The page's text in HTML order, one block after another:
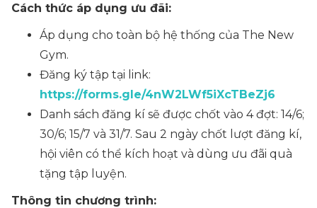
Cách thức áp dụng ưu đãi:
Áp dụng cho toàn bộ hệ thống của The New
Gym.
Đăng ký tập tại link:
https://forms.gle/4nW2LWf5iXcTBeZj6
Danh sách đăng kí sẽ được chốt vào 4 đợt: 14/6;
30/6; 15/7 và 31/7. Sau 2 ngày chốt lượt đăng kí,
hội viên có thể kích hoạt và dùng ưu đãi quà
tặng tập luyện.
Thông tin chương trình: